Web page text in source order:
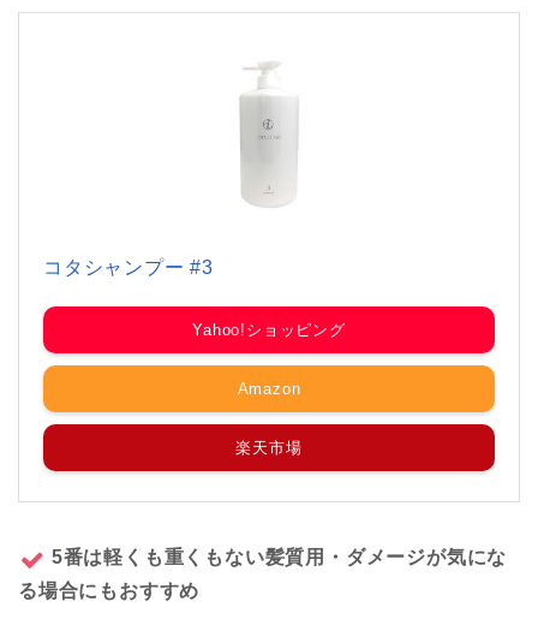
コタシャンプー #3
Yahoo!ショッピング
Amazon
楽天市場
5番は軽くも重くもない髪質用・ダメージが気にな
る場合にもおすすめ